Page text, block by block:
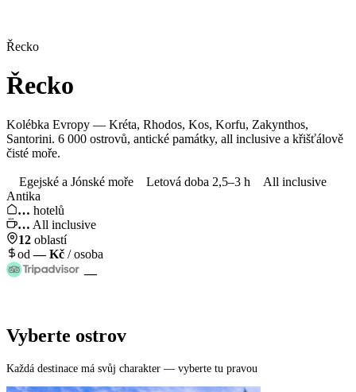
Řecko
Řecko
Kolébka Evropy — Kréta, Rhodos, Kos, Korfu, Zakynthos,
Santorini. 6 000 ostrovů, antické památky, all inclusive a křišťálově
čisté moře.
Egejské a Jónské moře Letová doba 2,5–3 h
All inclusive
Antika
… hotelů
… All inclusive
12 oblastí
od—Kč / osoba
—
Vyberte ostrov
Každá destinace má svůj charakter — vyberte tu pravou